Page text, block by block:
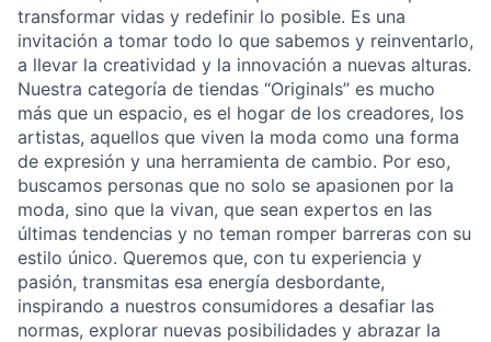
transformar vidas y redefinir lo posible. Es una
invitación a tomar todo lo que sabemos y reinventarlo,
a llevar la creatividad y la innovación a nuevas alturas.
Nuestra categoría de tiendas “Originals” es mucho
más que un espacio, es el hogar de los creadores, los
artistas, aquellos que viven la moda como una forma
de expresión y una herramienta de cambio. Por eso,
buscamos personas que no solo se apasionen por la
moda, sino que la vivan, que sean expertos en las
últimas tendencias y no teman romper barreras con su
estilo único. Queremos que, con tu experiencia y
pasión, transmitas esa energía desbordante,
inspirando a nuestros consumidores a desafiar las
normas, explorar nuevas posibilidades y abrazar la